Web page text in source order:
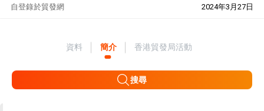
自 2024年3月27日
登錄於貿發網
資料 簡介 香港貿發局活動
搜尋